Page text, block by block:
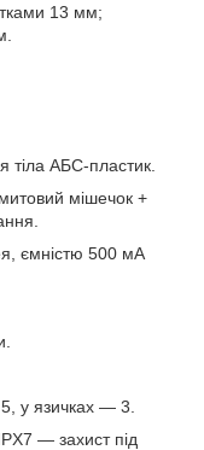
13 мм;
тіла АБС-пластик.
мішечок +
ємністю 500 мА
5, у язичках — 3.
— захист під